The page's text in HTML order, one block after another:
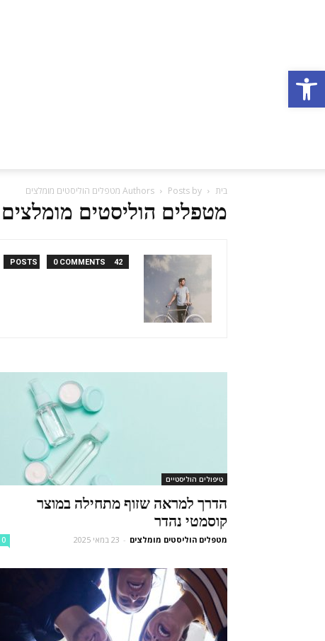
פתח סרגל נגישות
בית Authors Posts by מטפלים הוליסטים מומלצים
מטפלים הוליסטים מומלצים
42 POSTS
0 COMMENTS
טיפולים הוליסטיים
הדרך למראה שזוף מתחילה במוצר
קוסמטי נהדר
מטפלים הוליסטים מומלצים - 23 במאי 2025 0